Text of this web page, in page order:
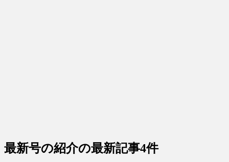
最新号の紹介の最新記事4件